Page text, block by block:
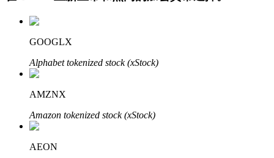
定投理财
GOOGLX
Alphabet tokenized stock (xStock)
AMZNX
Amazon tokenized stock (xStock)
AEON